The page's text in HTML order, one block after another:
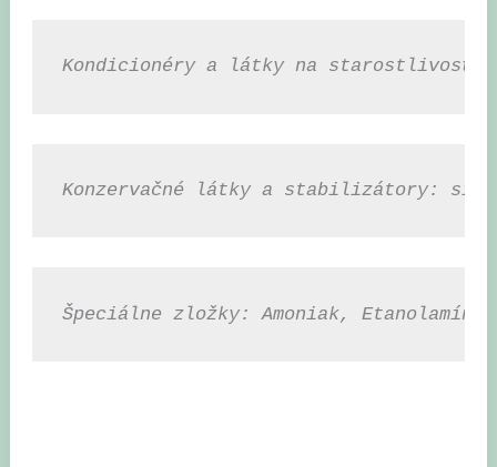
Kondicionéry a látky na starostlivosť o
Konzervačné látky a stabilizátory:
Špeciálne zložky: Amoniak, Etanolamín,